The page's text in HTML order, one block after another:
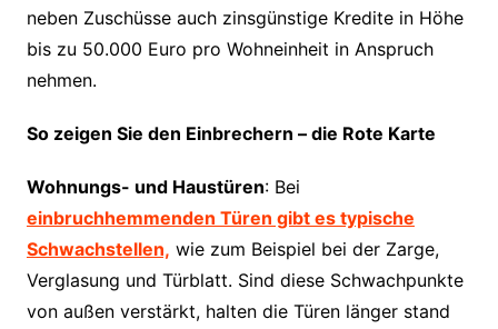
neben Zuschüsse auch zinsgünstige Kredite in Höhe
bis zu 50.000 Euro pro Wohneinheit in Anspruch
nehmen.
So zeigen Sie den Einbrechern – die Rote Karte
Wohnungs- und Haustüren: Bei
einbruchhemmenden Türen gibt es typische
Schwachstellen, wie zum Beispiel bei der Zarge,
Verglasung und Türblatt. Sind diese Schwachpunkte
von außen verstärkt, halten die Türen länger stand